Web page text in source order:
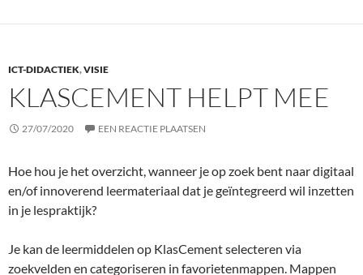
ICT-DIDACTIEK,VISIE
KLASCEMENT HELPT MEE
27/07/2020 EEN REACTIE PLAATSEN
Hoe hou je het overzicht, wanneer je op zoek bent naar digitaal
en/of innoverend leermateriaal dat je geïntegreerd wil inzetten
in je lespraktijk?
Je kan de leermiddelen op KlasCement selecteren via
zoekvelden en categoriseren in favorietenmappen. Mappen